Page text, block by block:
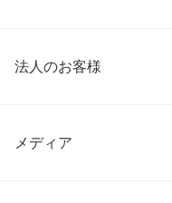
法人のお客様
メディア